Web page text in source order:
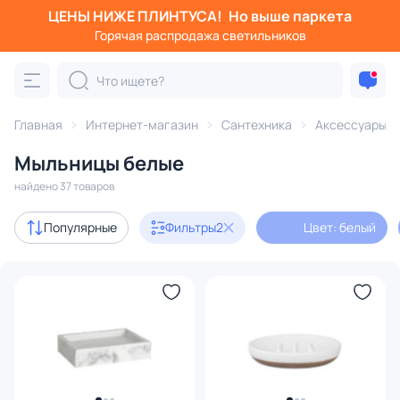
ЦЕНЫ НИЖЕ ПЛИНТУСА! Но выше паркета
Горячая распродажа светильников
Главная Интернет-магазин Сантехника Аксессуары
Мыльницы белые
найдено 37 товаров
Популярные Фильтры2 Цвет: белый
Фильтры
Категория: Аксессуары для ванной комнаты
для раковины для туалета
В наличии 30